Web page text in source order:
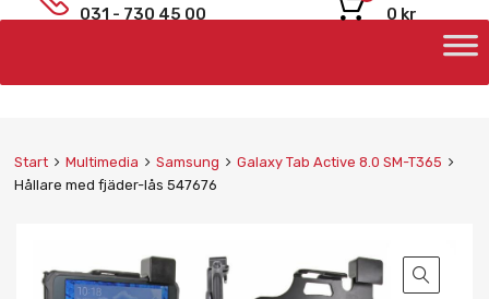
031 - 730 45 00 0 kr
Start Multimedia Samsung
Galaxy Tab Active 8.0 SM-T365
Hållare med fjäder-lås 547676